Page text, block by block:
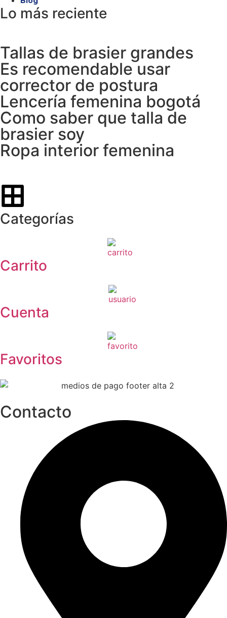
Lo más reciente
Tallas de brasier grandes
Es recomendable usar
corrector de postura
Lencería femenina bogotá
Como saber que talla de
brasier soy
Ropa interior femenina
Categorías
Carrito
Cuenta
Favoritos
Contacto